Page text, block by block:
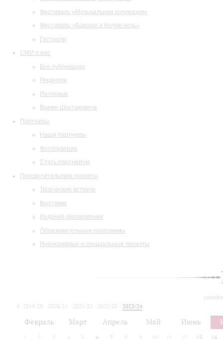
Фестиваль «Музыкальная коллекция»
Фестиваль «Барокко в белую ночь»
Гастроли
СМИ о нас
Все публикации
Рецензии
Интервью
Время Шостаковича
Партнеры
Наши партнеры
Фотогалерея
Стать партнером
Просветительские проекты
Творческие встречи
Выставки
Издания филармонии
Образовательные программы
Инклюзивные и специальные проекты
2019/20 2020/21 2021/22 2022/23
2023/24
Февраль Март Апрель Май Июнь
2 3 4 5 6 7 8 9 10 12 13 14